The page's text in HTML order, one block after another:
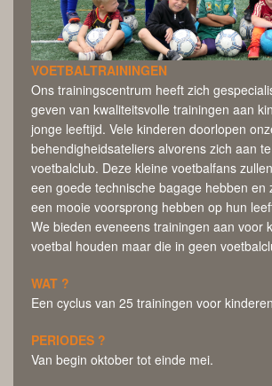
VOETBALTRAININGEN
Ons trainingscentrum heeft zich
geven van kwaliteitsvolle trainingen aan
jonge leeftijd. Vele kinderen doorlopen
behendigheidsateliers alvorens zich aan
voetbalclub. Deze kleine voetbalfans
een goede technische bagage hebben en
een mooie voorsprong hebben op hun
We bieden eveneens trainingen aan voor
voetbal houden maar die in geen
WAT ?
Een cyclus van 25 trainingen voor
PERIODES ?
Van begin oktober tot einde mei.